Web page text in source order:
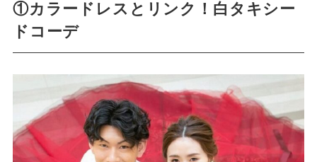
①カラードレスとリンク！白タキシー
ドコーデ